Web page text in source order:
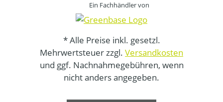
Ein Fachhändler von
* Alle Preise inkl. gesetzl.
Mehrwertsteuer zzgl. Versandkosten
und ggf. Nachnahmegebühren, wenn
nicht anders angegeben.